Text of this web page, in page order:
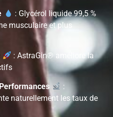
: Glycérol liquide 99,5 %
musculaire et plus
: AstraGin® améliore la
:
naturellement les taux de